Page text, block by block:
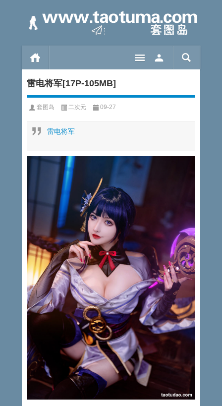
雷电将军[17P-105MB]
套图岛 二次元 09-27
雷电将军